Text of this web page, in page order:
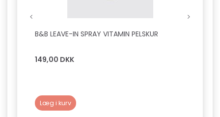
B&B LEAVE-IN SPRAY VITAMIN PELSKUR
149,00 DKK
Læg i kurv